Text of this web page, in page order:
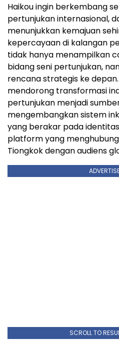
Haikou ingin berkembang
pertunjukan internasional,
menunjukkan kemajuan
kepercayaan di kalangan
tidak hanya menampilkan
bidang seni pertunjukan,
rencana strategis ke
mendorong transformasi
pertunjukan menjadi
mengembangkan sistem
yang berakar pada
platform yang
Tiongkok dengan audiens
SCROLL TO